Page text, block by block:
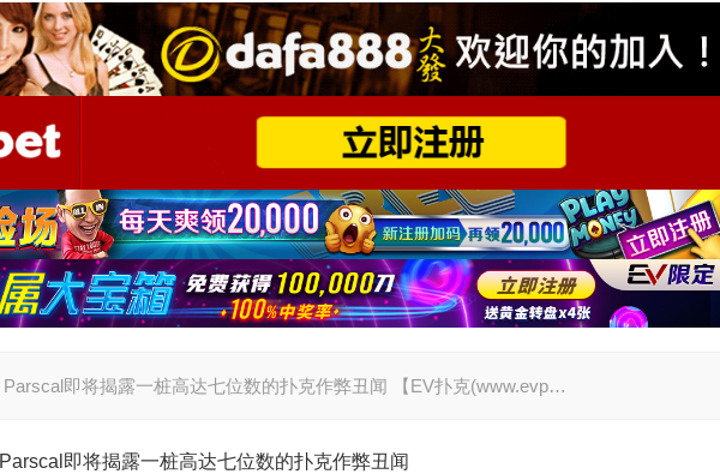
Parscal即将揭露一桩高达七位数的扑克作弊丑闻 【EV扑克(www.evp…
即将揭露一桩高达七位数的扑克作弊丑闻